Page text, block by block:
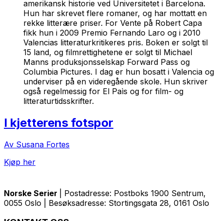
amerikansk historie ved Universitetet i Barcelona.
Hun har skrevet flere romaner, og har mottatt en
rekke litterære priser. For Vente på Robert Capa
fikk hun i 2009 Premio Fernando Laro og i 2010
Valencias litteraturkritikeres pris. Boken er solgt til
15 land, og filmrettighetene er solgt til Michael
Manns produksjonsselskap Forward Pass og
Columbia Pictures. I dag er hun bosatt i Valencia og
underviser på en videregående skole. Hun skriver
også regelmessig for El Paìs og for film- og
litteraturtidsskrifter.
I kjetterens fotspor
Av Susana Fortes
Kjøp her
Norske Serier
| Postadresse: Postboks 1900 Sentrum,
0055 Oslo | Besøksadresse: Stortingsgata 28, 0161 Oslo